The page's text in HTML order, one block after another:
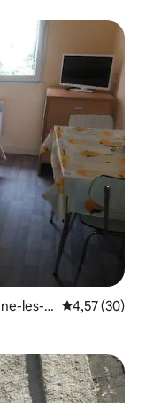
les-B Évaluation
4,57 (30)